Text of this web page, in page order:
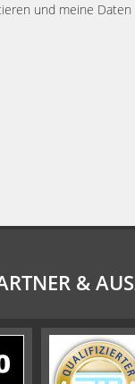
und meine Daten
&